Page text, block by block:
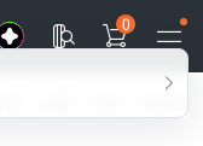
0